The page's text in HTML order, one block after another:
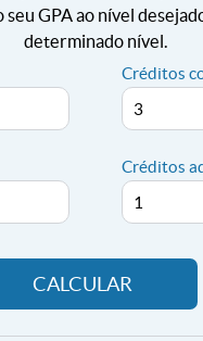
GPA ao nível
determinado nível.
Créditos
Créditos
CALCULAR